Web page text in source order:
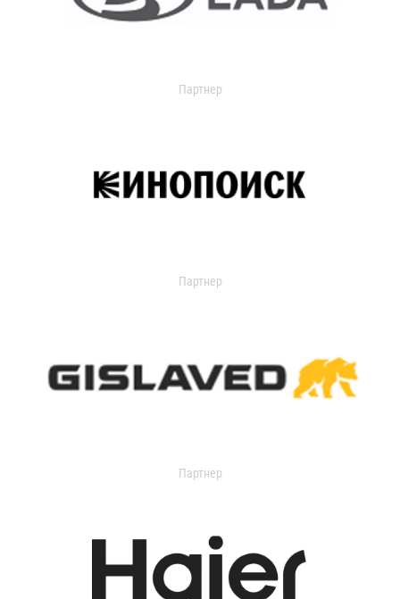
Партнер
Партнер
Партнер